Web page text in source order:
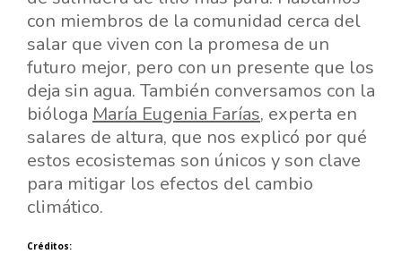
con miembros de la comunidad cerca del
salar que viven con la promesa de un
futuro mejor, pero con un presente que los
deja sin agua. También conversamos con la
bióloga María Eugenia Farías, experta en
salares de altura, que nos explicó por qué
estos ecosistemas son únicos y son clave
para mitigar los efectos del cambio
climático.
Créditos: